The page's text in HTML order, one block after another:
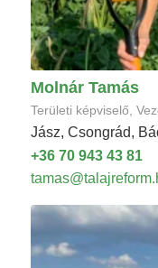
Molnár Tamás
Területi képviselő,
Jász, Csongrád,
+36 70 943 43 81